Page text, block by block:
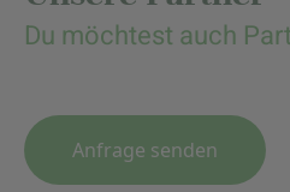
Du möchtest auch
Anfrage senden